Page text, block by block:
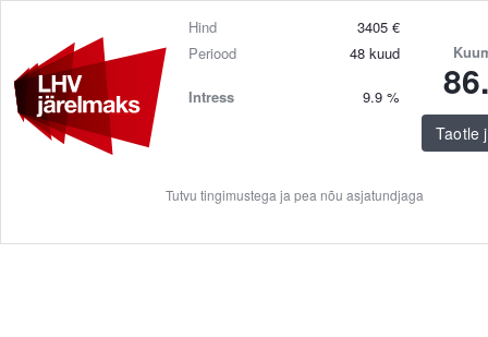
Hind 3405 €
Periood
48 kuud
Intress 9.9 %
Taotle
Tutvu tingimustega ja pea nõu asjatundjaga